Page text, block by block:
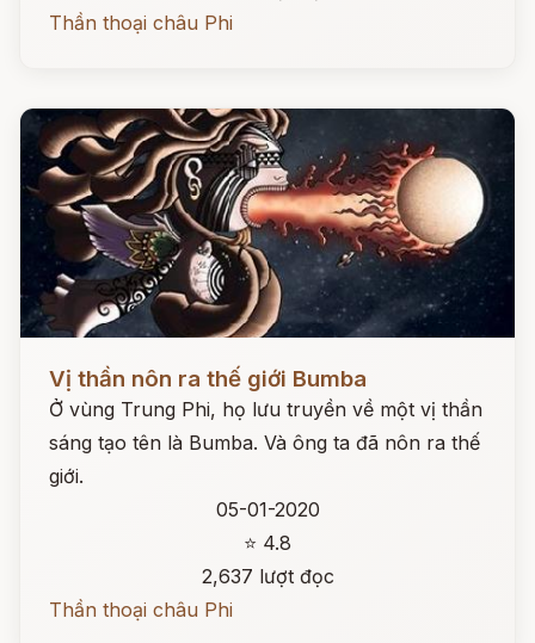
Thần thoại châu Phi
Đọc ngay
Vị thần nôn ra thế giới Bumba
Ở vùng Trung Phi, họ lưu truyền về một vị thần
sáng tạo tên là Bumba. Và ông ta đã nôn ra thế
giới.
05-01-2020
⭐ 4.8
2,637 lượt đọc
Thần thoại châu Phi